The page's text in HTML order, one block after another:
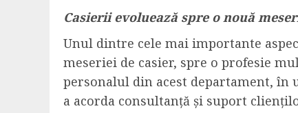
Casierii evoluează spre o nouă
Unul dintre cele mai importante
meseriei de casier, spre o profesie
personalul din acest departament, în
a acorda consultanță și suport